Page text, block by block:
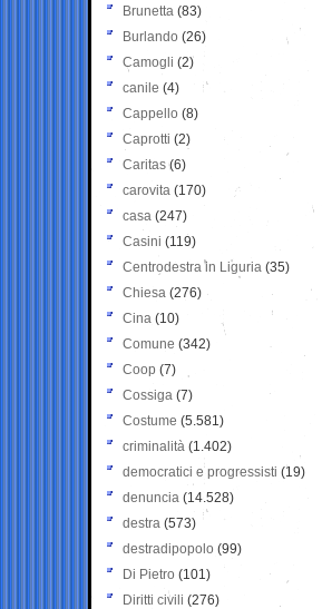
Brunetta (83)
Burlando (26)
Camogli (2)
canile (4)
Cappello (8)
Caprotti (2)
Caritas (6)
carovita (170)
casa (247)
Casini (119)
Centrodestra in Liguria (35)
Chiesa (276)
Cina (10)
Comune (342)
Coop (7)
Cossiga (7)
Costume (5.581)
criminalità (1.402)
democratici e progressisti (19)
denuncia (14.528)
destra (573)
destradipopolo (99)
Di Pietro (101)
Diritti civili (276)